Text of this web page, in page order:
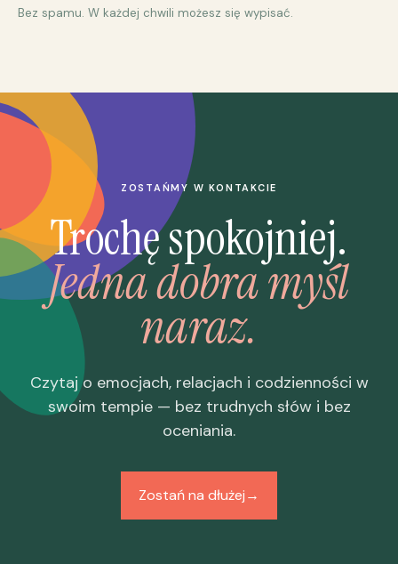
Bez spamu. W każdej chwili możesz się wypisać.
ZOSTAŃMY W KONTAKCIE
Trochę spokojniej.
Jedna dobra myśl
naraz.
Czytaj o emocjach, relacjach i codzienności w
swoim tempie — bez trudnych słów i bez
oceniania.
Zostań na dłużej→